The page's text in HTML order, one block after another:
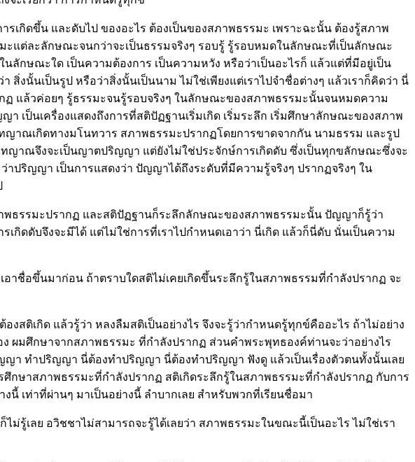
กิดขึ้น และดับไป ของอะไร ต้องเป็นของสภาพธรรมะ เพราะฉะนั้น ต้องรู้สภาพ
แต่ละลักษณะจนกว่าจะเป็นธรรมจริงๆ รอบรู้ รู้รอบหมดในลักษณะที่เป็นลักษณะ
กษณะใด เป็นความต้องการ เป็นความหวัง หรือว่าเป็นอะไรก็ แล้วแต่ที่มีอยู่เป็น
นั้นเป็นรูป หรือว่าสิ่งนั้นเป็นนาม ไม่ใช่เพียงแต่เราไปจำชื่อต่างๆ แล้วเราก็คิดว่า นี่
แล้วค่อยๆ รู้ธรรมะจนรู้รอบจริงๆ ในลักษณะของสภาพธรรมะนั้นจนหมดความ
เป็นเครื่องแสดงถึงการที่สติปัฏฐานเริ่มเกิด เริ่มระลึก เริ่มศึกษาลักษณะของสภาพ
ญาณเกิดทางมโนทวาร สภาพธรรมะปรากฏโดยการขาดจากกัน นามธรรม และรูป
าณจึงจะเป็นญาตปริญญา แต่ยังไม่ใช่ประจักษ์การเกิดดับ ซึ่งเป็นทุกขลักษณะซึ่งจะ
ญญา เป็นการแสดงว่า ปัญญาได้ถึงระดับที่มีความรู้จริงๆ ปรากฏจริงๆ ใน
ธรรมะปรากฏ และสติปัฏฐานก็ระลึกลักษณะของสภาพธรรมะนั้น ปัญญาก็รู้ว่า
ดดับจึงจะมีได้ แต่ไม่ใช่การที่เราไปกำหนดเอาว่า นี่เกิด แล้วก็นี่ดับ นั่นเป็นความ
ชื่อขึ้นมาก่อน ถ้าตราบใดสติไม่เคยเกิดขึ้นระลึกรู้ในสภาพธรรมที่กำลังปรากฏ จะ
งสติเกิด แล้วรู้ว่า หลงลืมสติเป็นอย่างไร จึงจะรู้ว่ากำหนดรู้ทุกข์คืออะไร ถ้าไม่อย่าง
ผมศึกษาจากสภาพธรรมะ ที่กำลังปรากฏ ส่วนคำพระพุทธองค์ท่านจะว่าอย่างไร
า ทำปริญญา นี่ต้องทำปริญญา นี่ต้องทำปริญญา ฟังดู แล้วเป็นเรื่องตัวตนทั้งนั้นเลย
กษาสภาพธรรมะที่กำลังปรากฏ สติเกิดระลึกรู้ในสภาพธรรมะที่กำลังปรากฏ กับการ
เท่าที่ผ่านๆ มาเป็นอย่างนี้ ลำบากเลย สำหรับพวกที่เรียนชื่อมา
ม่รู้เลย อวิชชาไม่สามารถจะรู้ได้เลยว่า สภาพธรรมะในขณะนี้เป็นอะไร ไม่ใช่เรา